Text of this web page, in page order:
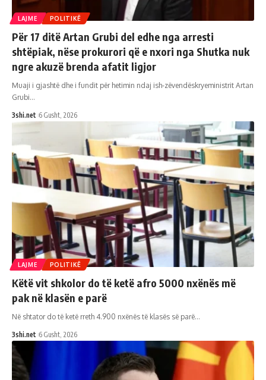
LAJME POLITIKË
Për 17 ditë Artan Grubi del edhe nga arresti
shtëpiak, nëse prokurori që e nxori nga Shutka nuk
ngre akuzë brenda afatit ligjor
Muaji i gjashtë dhe i fundit për hetimin ndaj ish‑zëvendëskryeministrit Artan
Grubi…
3shi.net 6 Gusht, 2026
LAJME POLITIKË
Këtë vit shkolor do të ketë afro 5000 nxënës më
pak në klasën e parë
Në shtator do të ketë rreth 4.900 nxënës të klasës së parë…
3shi.net 6 Gusht, 2026